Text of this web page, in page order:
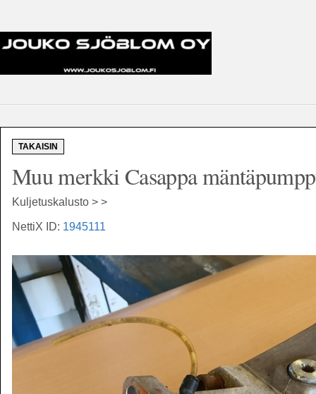
TAKAISIN
Muu merkki Casappa
Kuljetuskalusto > >
NettiX ID: 1945111